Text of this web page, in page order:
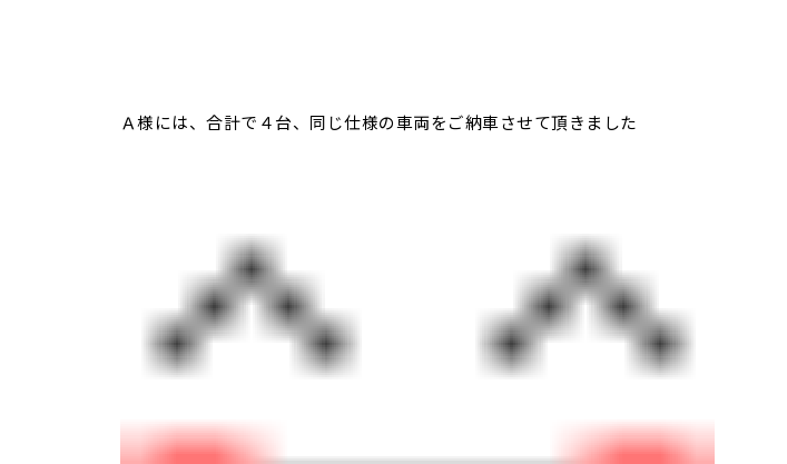
Ａ様には、合計で４台、同じ仕様の車両をご納車させて頂きました